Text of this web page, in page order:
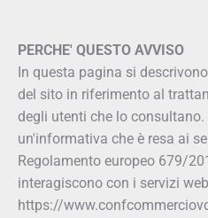
PERCHE' QUESTO AVVISO
In questa pagina si
del sito in riferimento al
degli utenti che lo
un'informativa che è resa ai
Regolamento europeo 679/
interagiscono con i servizi
https://